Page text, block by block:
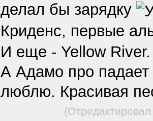
делал бы зарядку
Криденс, первые
И еще - Yellow River.
А Адамо про
люблю. Красивая